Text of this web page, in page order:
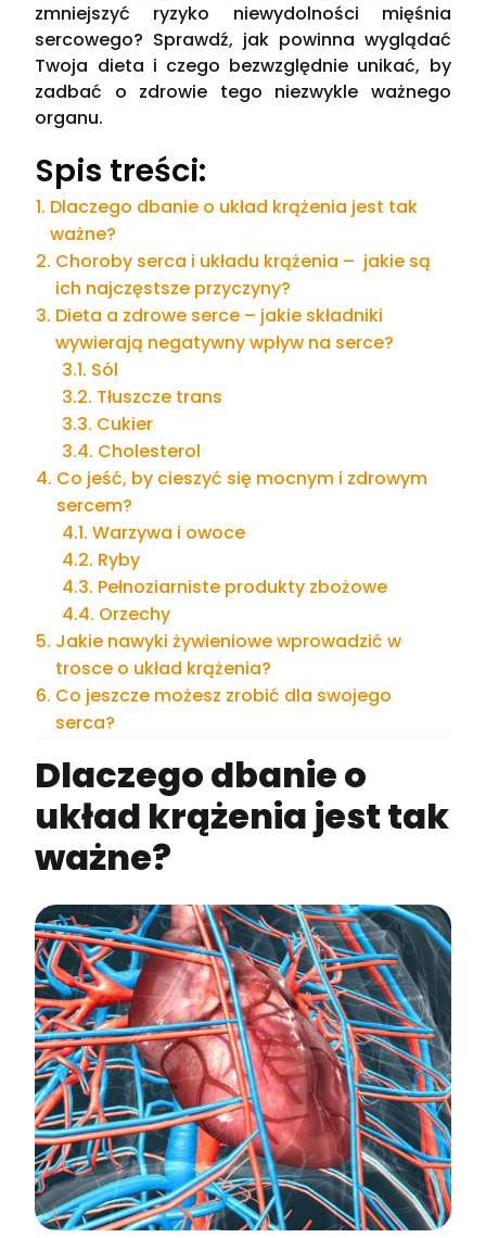
zmniejszyć ryzyko niewydolności mięśnia
sercowego? Sprawdź, jak powinna wyglądać
Twoja dieta i czego bezwzględnie unikać, by
zadbać o zdrowie tego niezwykle ważnego
organu.
Spis treści:
Dlaczego dbanie o układ krążenia jest tak
ważne?
Choroby serca i układu krążenia – jakie są
ich najczęstsze przyczyny?
Dieta a zdrowe serce – jakie składniki
wywierają negatywny wpływ na serce?
Sól
Tłuszcze trans
Cukier
Cholesterol
Co jeść, by cieszyć się mocnym i zdrowym
sercem?
Warzywa i owoce
Ryby
Pełnoziarniste produkty zbożowe
Orzechy
Jakie nawyki żywieniowe wprowadzić w
trosce o układ krążenia?
Co jeszcze możesz zrobić dla swojego
serca?
Dlaczego dbanie o
układ krążenia jest tak
ważne?